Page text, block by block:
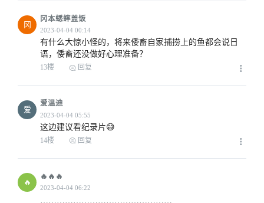
冈
冈本蟋蟀盖饭
有什么大惊小怪的，将来倭畜自家捕捞上的鱼都会说日
语，倭畜还没做好心理准备？
13楼 回复
爱
爱温迪
这边建议看纪录片😅
14楼 回复
🔥
🔥🔥🔥
…………………………………………